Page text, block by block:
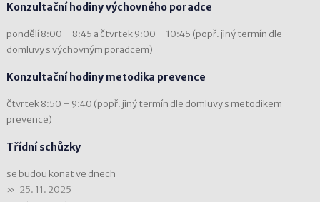
Konzultační hodiny výchovného poradce
pondělí 8:00 – 8:45 a čtvrtek 9:00 – 10:45 (popř. jiný termín dle
domluvy s výchovným poradcem)
Konzultační hodiny metodika prevence
čtvrtek 8:50 – 9:40 (popř. jiný termín dle domluvy s metodikem
prevence)
Třídní schůzky
se budou konat ve dnech
25. 11. 2025